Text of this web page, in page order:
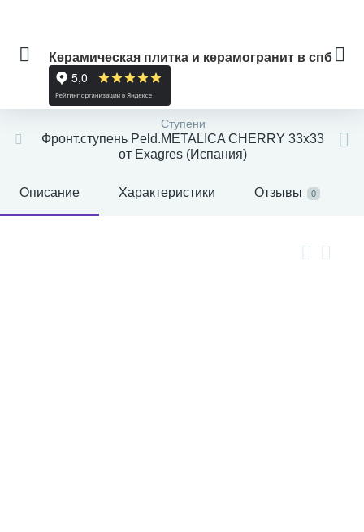
Керамическая плитка и керамогранит в спб
Ступени
Фронт.ступень Peld.METALICA CHERRY 33x33
от Exagres (Испания)
Описание Характеристики Отзывы 0